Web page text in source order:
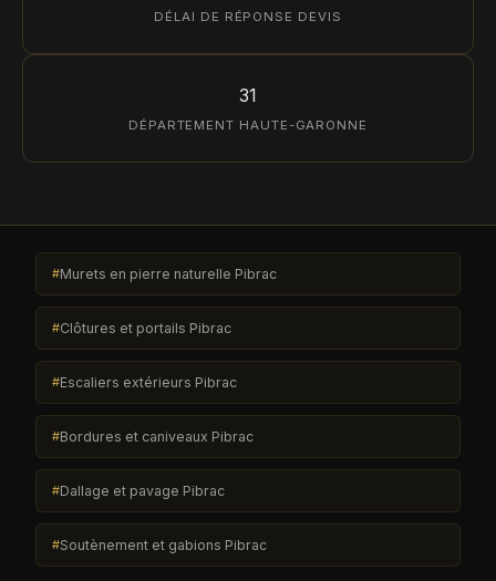
DÉLAI DE RÉPONSE DEVIS
31
DÉPARTEMENT HAUTE-GARONNE
Murets en pierre naturelle Pibrac
Clôtures et portails Pibrac
Escaliers extérieurs Pibrac
Bordures et caniveaux Pibrac
Dallage et pavage Pibrac
Soutènement et gabions Pibrac